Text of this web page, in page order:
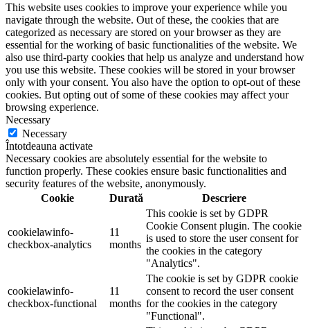
This website uses cookies to improve your experience while you
navigate through the website. Out of these, the cookies that are
categorized as necessary are stored on your browser as they are
essential for the working of basic functionalities of the website. We
also use third-party cookies that help us analyze and understand how
you use this website. These cookies will be stored in your browser
only with your consent. You also have the option to opt-out of these
cookies. But opting out of some of these cookies may affect your
browsing experience.
Necessary
Necessary
Întotdeauna activate
Necessary cookies are absolutely essential for the website to
function properly. These cookies ensure basic functionalities and
security features of the website, anonymously.
Cookie
Durată Descriere
cookielawinfo-
checkbox-analytics
11
months
This cookie is set by GDPR
Cookie Consent plugin. The cookie
is used to store the user consent for
the cookies in the category
"Analytics".
cookielawinfo-
checkbox-functional
11
months
The cookie is set by GDPR cookie
consent to record the user consent
for the cookies in the category
"Functional".